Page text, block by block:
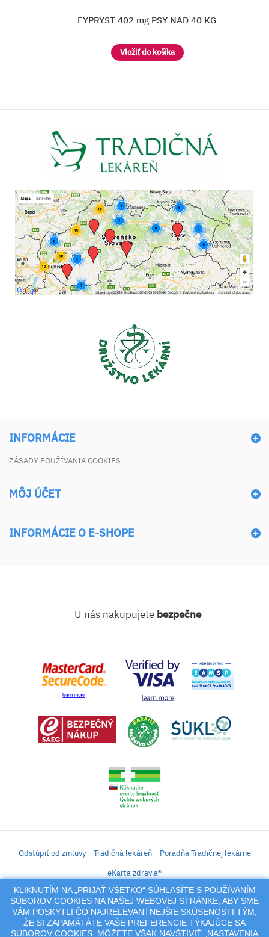
402 mg PSY NAD 40 KG
INFORMÁCIE
ZÁSADY POUŽÍVANIA COOKIES
MÔJ ÚČET
INFORMÁCIE O E-SHOPE
KLIKNUTÍM NA „PRIJAŤ VŠETKO“ SÚHLASÍTE S POUŽÍVANÍM
SÚBOROV COOKIES NA NAŠEJ WEBOVEJ STRÁNKE, ABY SME
VÁM POSKYTLI ČO NAJRELEVANTNEJŠIE SKÚSENOSTI TÝM,
ŽE SI ZAPAMÄTÁTE VAŠE PREFERENCIE TÝKAJÚCE SA
SÚBOROV COOKIES. MÔŽETE VŠAK NAVŠTÍVIŤ „NASTAVENIA
U nás nakupujete bezpečne
Odstúpiť od zmluvy Tradičná lekáreň
Poradňa Tradičnej lekárne
eKarta zdravia®
iLekáreň – Zásielkový predaj liekov, vitamínov, výživových doplnkov, prípravkov s
liečivým účinkom a kozmetiky. Elektronické zaslanie receptu.
Na tento portál sa vzťahujú autorské práva a akákoľvek jeho reprodukcia
(používanie, kopírovanie, šírenie a pod.),